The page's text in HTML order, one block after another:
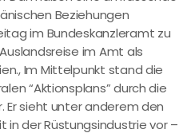
Beziehungen
im Bundeskanzleramt zu
im Amt als
Im Mittelpunkt stand die
“Aktionsplans” durch die
Er sieht unter anderem den
der Rüstungsindustrie vor –